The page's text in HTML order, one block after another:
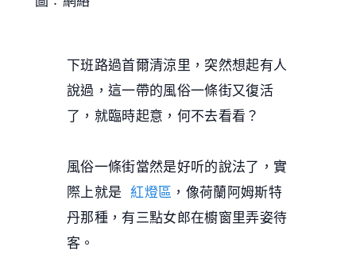
下班路過首爾清涼里，突然想起有人
說過，這一帶的風俗一條街又復活
了，就臨時起意，何不去看看？
風俗一條街當然是好听的說法了，實
際上就是
紅燈區 ，像荷蘭阿姆斯特
丹那種，有三點女郎在櫥窗里弄姿待
客。